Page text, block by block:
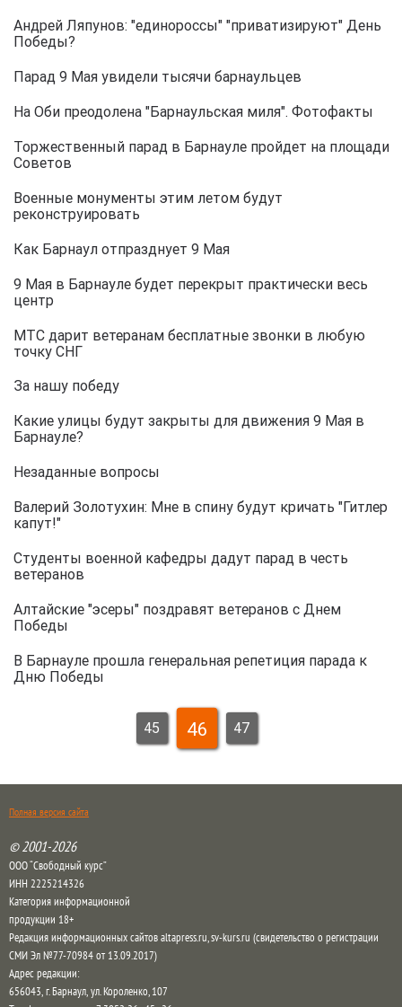
Андрей Ляпунов: "единороссы" "приватизируют" День
Победы?
Парад 9 Мая увидели тысячи барнаульцев
На Оби преодолена "Барнаульская миля". Фотофакты
Торжественный парад в Барнауле пройдет на площади
Советов
Военные монументы этим летом будут
реконструировать
Как Барнаул отпразднует 9 Мая
9 Мая в Барнауле будет перекрыт практически весь
центр
МТС дарит ветеранам бесплатные звонки в любую
точку СНГ
За нашу победу
Какие улицы будут закрыты для движения 9 Мая в
Барнауле?
Незаданные вопросы
Валерий Золотухин: Мне в спину будут кричать "Гитлер
капут!"
Студенты военной кафедры дадут парад в честь
ветеранов
Алтайские "эсеры" поздравят ветеранов с Днем
Победы
В Барнауле прошла генеральная репетиция парада к
Дню Победы
45 46 47
Полная версия сайта
© 2001-2026
ООО “Свободный курс”
ИНН 2225214326
Категория информационной
продукции 18+
Редакция информационных сайтов altapress.ru, sv-kurs.ru (свидетельство о регистрации
СМИ Эл №77-70984 от 13.09.2017)
Адрес редакции:
656043,г. Барнаул,ул. Короленко, 107